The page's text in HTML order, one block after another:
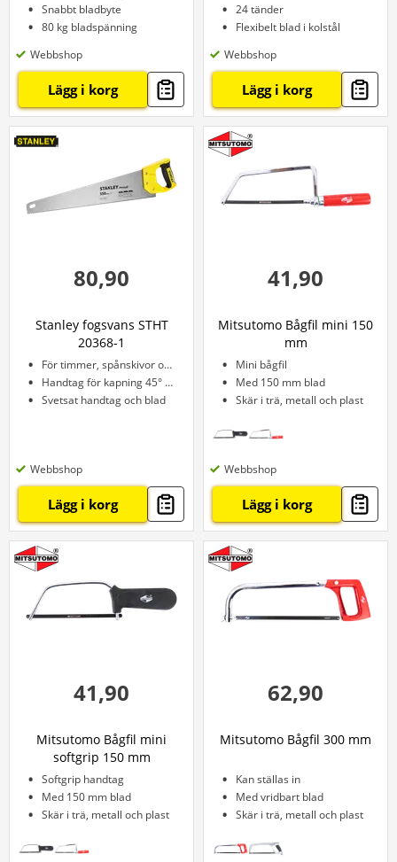
Snabbt bladbyte
80 kg bladspänning
Webbshop
Lägg i korg
24 tänder
Flexibelt blad i kolstål
Webbshop
Lägg i korg
80,90
Stanley fogsvans STHT
20368-1
För timmer, spånskivor och grenar
Handtag för kapning 45° och 90°
Svetsat handtag och blad
Webbshop
Lägg i korg
41,90
Mitsutomo Bågfil mini 150
mm
Mini bågfil
Med 150 mm blad
Skär i trä, metall och plast
Webbshop
Lägg i korg
41,90
Mitsutomo Bågfil mini
softgrip 150 mm
Softgrip handtag
Med 150 mm blad
Skär i trä, metall och plast
62,90
Mitsutomo Bågfil 300 mm
Kan ställas in
Med vridbart blad
Skär i trä, metall och plast